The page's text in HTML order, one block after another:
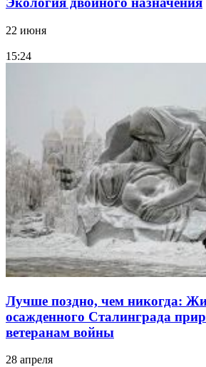
22 июня
15:24
Лучше поздно, чем никогда:
осажденного Сталинграда
ветеранам войны
28 апреля